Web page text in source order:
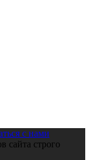
с нами
сайта строго